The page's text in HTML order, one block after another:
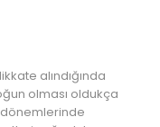
alındığında
olması oldukça
dönemlerinde